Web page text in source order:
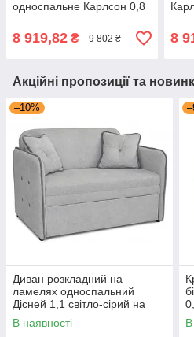
односпальне Карлсон 0,8
бежевий Мікс Меблі
8 919,82 ₴ 9 802 ₴ 8
Акційні пропозиції та
–10%
Диван розкладний на
ламелях односпальний
Дісней 1,1 світло-сірий на
ламелях із ниткою для
білизни Мікс Меблі
В наявності В